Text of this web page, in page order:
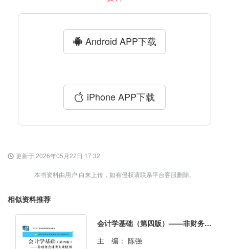
Android APP下载
iPhone APP下载
更新于 2026年05月22日 17:32
本书资料由用户 白来上传，如有侵权请联系平台客服删除。
相似资料推荐
会计学基础（第四版）——非财务会计类专业使用
主 编： 陈强